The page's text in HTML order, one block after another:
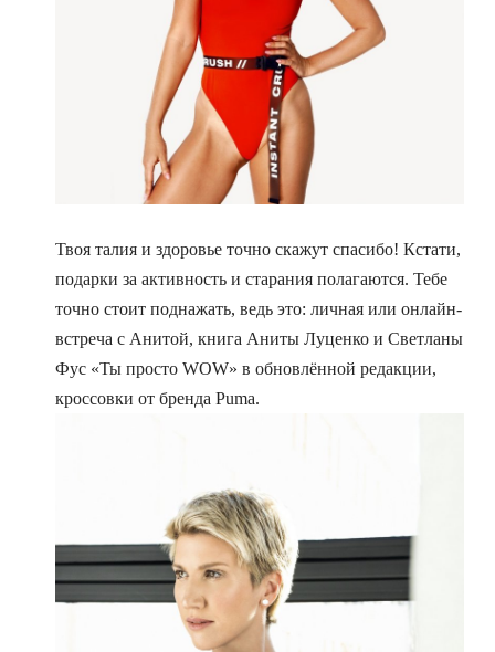
Твоя талия и здоровье точно скажут спасибо! Кстати,
подарки за активность и старания полагаются. Тебе
точно стоит поднажать, ведь это: личная или онлайн-
встреча с Анитой, книга Аниты Луценко и Светланы
Фус «Ты просто WOW» в обновлённой редакции,
кроссовки от бренда Puma.